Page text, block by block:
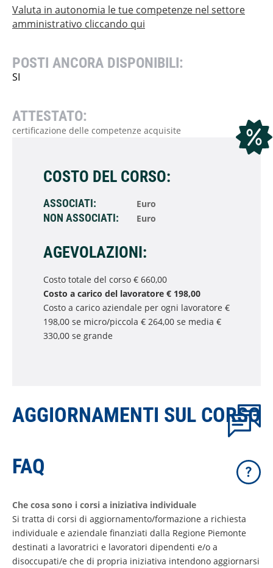
Valuta in autonomia le tue competenze nel settore
amministrativo cliccando qui
POSTI ANCORA DISPONIBILI:
SI
ATTESTATO:
certificazione delle competenze acquisite
COSTO DEL CORSO:
ASSOCIATI: Euro
NON ASSOCIATI: Euro
AGEVOLAZIONI:
Costo totale del corso € 660,00
Costo a carico del lavoratore € 198,00
Costo a carico aziendale per ogni lavoratore €
198,00 se micro/piccola € 264,00 se media €
330,00 se grande
AGGIORNAMENTI SUL CORSO
FAQ
Che cosa sono i corsi a iniziativa individuale
Si tratta di corsi di aggiornamento/formazione a richiesta
individuale e aziendale finanziati dalla Regione Piemonte
destinati a lavoratrici e lavoratori dipendenti e/o a
disoccupati/e che di propria iniziativa intendono aggiornarsi